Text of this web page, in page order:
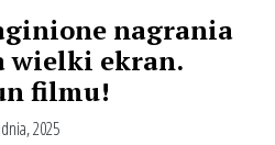
nagrania
wielki ekran.
filmu!
2025